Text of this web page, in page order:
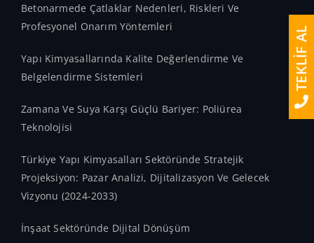
Betonarmede Çatlaklar Nedenleri, Riskleri Ve
Profesyonel Onarım Yöntemleri
Yapı Kimyasallarında Kalite Değerlendirme Ve
Belgelendirme Sistemleri
Zamana Ve Suya Karşı Güçlü Bariyer: Poliürea
Teknolojisi
Türkiye Yapı Kimyasalları Sektöründe Stratejik
Projeksiyon: Pazar Analizi, Dijitalizasyon Ve Gelecek
Vizyonu (2024-2033)
İnşaat Sektöründe Dijital Dönüşüm
TEKLİF AL